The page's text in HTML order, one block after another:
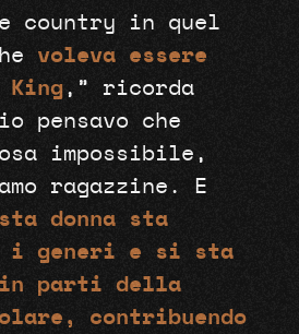
country in quel
voleva essere
King,” ricorda
pensavo che
impossibile,
ragazzine. E
donna sta
i generi e si sta
in parti della
contribuendo